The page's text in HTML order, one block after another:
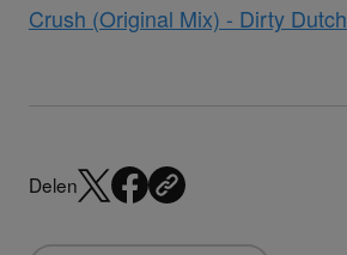
Crush (Original Mix) - Dirty Dutch
Delen